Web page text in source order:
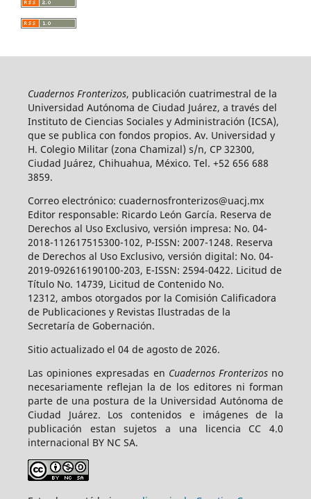
Cuadernos Fronterizos, publicación cuatrimestral de la
Universidad Autónoma de Ciudad Juárez, a través del
Instituto de Ciencias Sociales y Administración (ICSA),
que se publica con fondos propios. Av. Universidad y
H. Colegio Militar (zona Chamizal) s/n, CP 32300,
Ciudad Juárez, Chihuahua, México. Tel. +52 656 688
3859.
Correo electrónico: cuadernosfronterizos@uacj.mx
Editor responsable: Ricardo León García. Reserva de
Derechos al Uso Exclusivo, versión impresa: No. 04-
2018-112617515300-102, P-ISSN: 2007-1248. Reserva
de Derechos al Uso Exclusivo, versión digital: No. 04-
2019-092616190100-203, E-ISSN: 2594-0422. Licitud de
Título No. 14739, Licitud de Contenido No.
12312, ambos otorgados por la Comisión Calificadora
de Publicaciones y Revistas Ilustradas de la
Secretaría de Gobernación.
Sitio actualizado el 04 de agosto de 2026.
Las opiniones expresadas en Cuadernos Fronterizosno
necesariamente reflejan la de los editores ni forman
parte de una postura de la Universidad Autónoma de
Ciudad Juárez. Los contenidos e imágenes de la
publicación estan sujetos a una licencia CC 4.0
internacional BY NC SA.